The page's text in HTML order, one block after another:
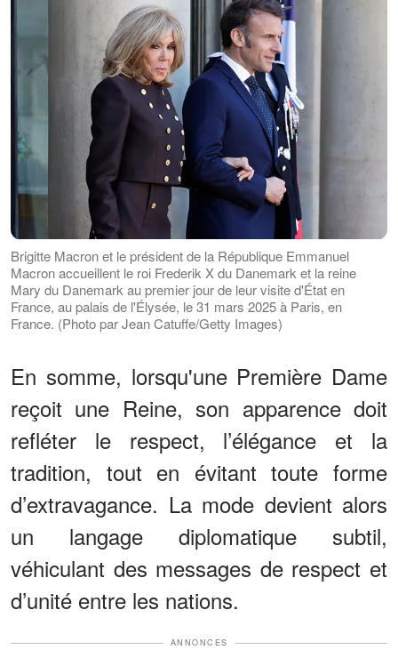
Brigitte Macron et le président de la République Emmanuel
Macron accueillent le roi Frederik X du Danemark et la reine
Mary du Danemark au premier jour de leur visite d'État en
France, au palais de l'Élysée, le 31 mars 2025 à Paris, en
France. (Photo par Jean Catuffe/Getty Images)
En somme, lorsqu'une Première Dame
reçoit une Reine, son apparence doit
refléter le respect, l’élégance et la
tradition, tout en évitant toute forme
d’extravagance. La mode devient alors
un langage diplomatique subtil,
véhiculant des messages de respect et
d’unité entre les nations.
ANNONCES